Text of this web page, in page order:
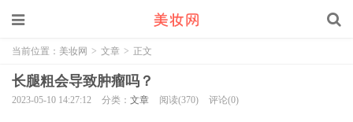
当前位置： 美妆网 > 文章 > 正文
长腿粗会导致肿瘤吗？
2023-05-10 14:27:12 分类： 文章 阅读(370) 评论(0)